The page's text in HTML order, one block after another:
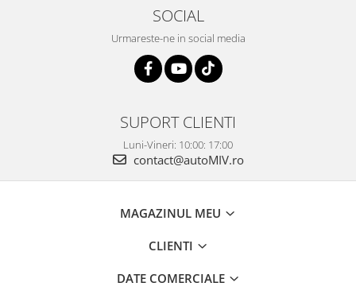
SOCIAL
Urmareste-ne in social media
SUPORT CLIENTI
Luni-Vineri: 10:00: 17:00
contact@autoMIV.ro
MAGAZINUL MEU
CLIENTI
DATE COMERCIALE